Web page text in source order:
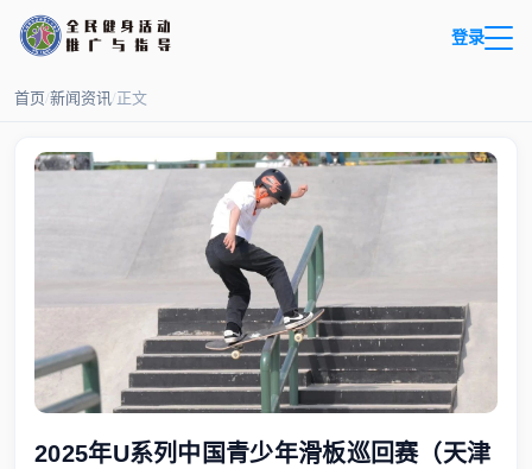
登录
首页/新闻资讯/正文
2025年U系列中国青少年滑板巡回赛（天津